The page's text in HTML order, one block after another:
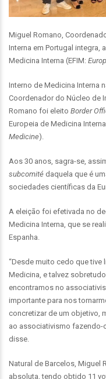
Miguel Romano,
Interna em Portugal integra,
Medicina Interna (EFIM:
Interno de Medicina Interna
Coordenador do Núcleo de
Romano foi eleito Border
Europeia de Medicina
Medicine).
Aos 30 anos, sagra-se,
subcomité daquela que é
sociedades científicas da
A eleição foi efetivada no
Medicina Interna, que se
Espanha.
“Desde muito cedo que
Medicina, e talvez
encontramos no
importante para nos
concretizar de um objetivo,
ao associativismo fazendo-
disse.
Natural de Barcelos, Miguel
absoluta, tendo obtido 11